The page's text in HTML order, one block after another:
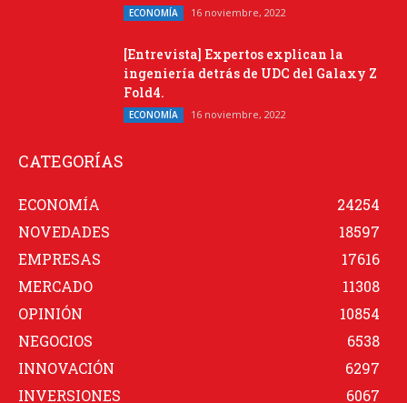
ECONOMÍA 16 noviembre, 2022
[Entrevista] Expertos explican la
ingeniería detrás de UDC del Galaxy Z
Fold4.
ECONOMÍA 16 noviembre, 2022
CATEGORÍAS
ECONOMÍA
24254
NOVEDADES
18597
EMPRESAS
17616
MERCADO
11308
OPINIÓN
10854
NEGOCIOS
6538
INNOVACIÓN
6297
INVERSIONES
6067